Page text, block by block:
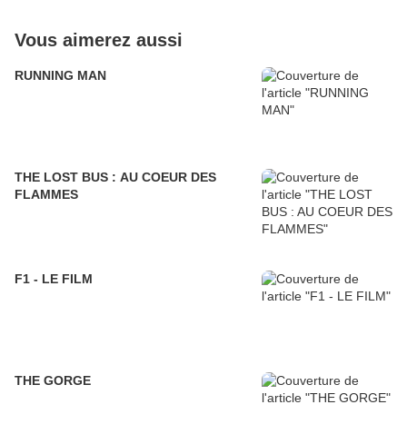
Vous aimerez aussi
RUNNING MAN
THE LOST BUS : AU COEUR DES
FLAMMES
F1 - LE FILM
THE GORGE